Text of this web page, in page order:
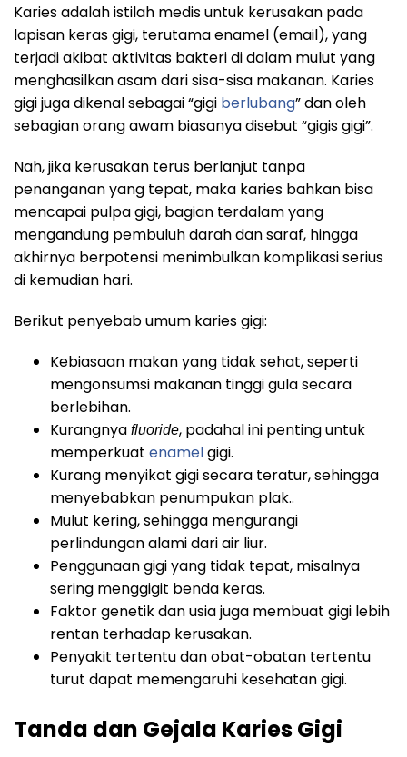
Karies adalah istilah medis untuk kerusakan pada
lapisan keras gigi, terutama enamel (email), yang
terjadi akibat aktivitas bakteri di dalam mulut yang
menghasilkan asam dari sisa-sisa makanan. Karies
gigi juga dikenal sebagai “gigi berlubang” dan oleh
sebagian orang awam biasanya disebut “gigis gigi”.
Nah, jika kerusakan terus berlanjut tanpa
penanganan yang tepat, maka karies bahkan bisa
mencapai pulpa gigi, bagian terdalam yang
mengandung pembuluh darah dan saraf, hingga
akhirnya berpotensi menimbulkan komplikasi serius
di kemudian hari.
Berikut penyebab umum karies gigi:
Kebiasaan makan yang tidak sehat, seperti
mengonsumsi makanan tinggi gula secara
berlebihan.
Kurangnya fluoride, padahal ini penting untuk
memperkuat enamelgigi.
Kurang menyikat gigi secara teratur, sehingga
menyebabkan penumpukan plak..
Mulut kering, sehingga mengurangi
perlindungan alami dari air liur.
Penggunaan gigi yang tidak tepat, misalnya
sering menggigit benda keras.
Faktor genetik dan usia juga membuat gigi lebih
rentan terhadap kerusakan.
Penyakit tertentu dan obat-obatan tertentu
turut dapat memengaruhi kesehatan gigi.
Tanda dan Gejala Karies Gigi